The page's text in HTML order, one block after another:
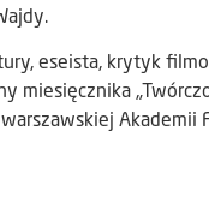
eseista, krytyk
Akademii